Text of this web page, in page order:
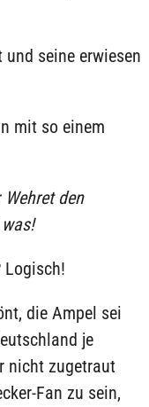
seine erwiesen
mit so einem
den
Logisch!
die Ampel sei
je
nicht zugetraut
Fan zu sein,